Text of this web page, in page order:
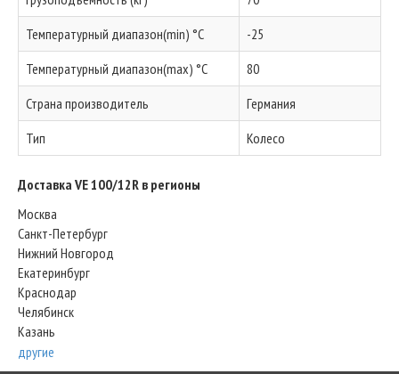
Температурный диапазон(min) °C
-25
Температурный диапазон(max) °C
80
Страна производитель
Германия
Тип
Колесо
Доставка VE 100/12R в регионы
Москва
Санкт-Петербург
Нижний Новгород
Екатеринбург
Краснодар
Челябинск
Казань
другие